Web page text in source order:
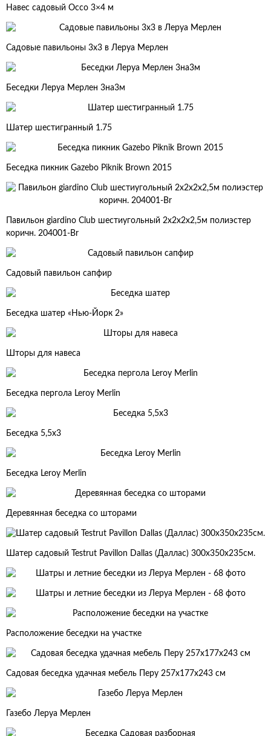
Навес садовый Occo 3×4 м
Садовые павильоны 3х3 в Леруа Мерлен
Беседки Леруа Мерлен 3на3м
Шатер шестигранный 1.75
Беседка пикник Gazebo Piknik Brown 2015
Павильон giardino Club шестиугольный 2x2x2x2,5м полиэстер
коричн. 204001-Br
Садовый павильон сапфир
Беседка шатер «Нью-Йорк 2»
Шторы для навеса
Беседка пергола Leroy Merlin
Беседка 5,5х3
Беседка Leroy Merlin
Деревянная беседка со шторами
Шатер садовый Testrut Pavillon Dallas (Даллас) 300x350x235см.
Расположение беседки на участке
Садовая беседка удачная мебель Перу 257х177х243 см
Газебо Леруа Мерлен